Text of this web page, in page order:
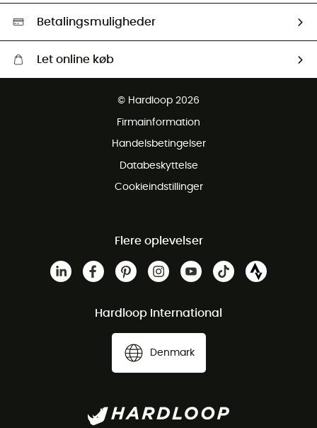
HardGreen Udvalg
Betalingsmuligheder
Let online køb
Gratis retur inden for 100 dage
© Hardloop 2026
Firmainformation
Handelsbetingelser
Databeskyttelse
Cookieindstillinger
Flere oplevelser
Hardloop International
Denmark